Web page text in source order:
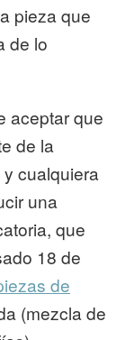
pieza que
de lo
aceptar que
de la
cualquiera
una
que
18 de
de
(mezcla de